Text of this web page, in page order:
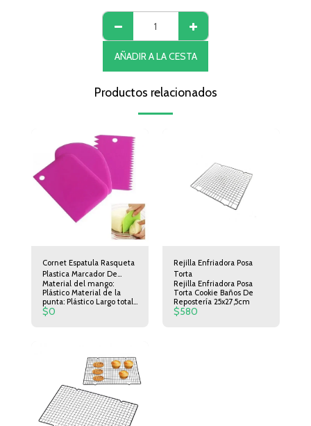
AÑADIR A LA CESTA
Productos relacionados
Cornet Espatula Rasqueta
Plastica Marcador De
Tortas Set X 3 Reposteria
Pasteleria
Material del mango:
Plástico Material de la
punta: Plástico Largo total:
11.5 cm
$0
Rejilla Enfriadora Posa
Torta
Rejilla Enfriadora Posa
Torta Cookie Baños De
Repostería 25x27,5cm
$580